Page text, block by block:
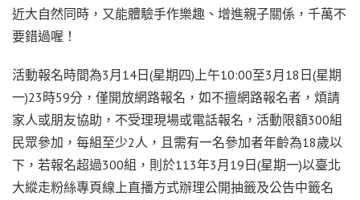
近大自然同時，又能體驗手作樂趣、增進親子關係，千萬不
要錯過喔！
活動報名時間為3月14日(星期四)上午10:00至3月18日(星期
一)23時59分，僅開放網路報名，如不擅網路報名者，煩請
家人或朋友協助，不受理現場或電話報名，活動限額300組
民眾參加，每組至少2人，且需有一名參加者年齡為18歲以
下，若報名超過300組，則於113年3月19日(星期一)以臺北
大縱走粉絲專頁線上直播方式辦理公開抽籤及公告中籤名